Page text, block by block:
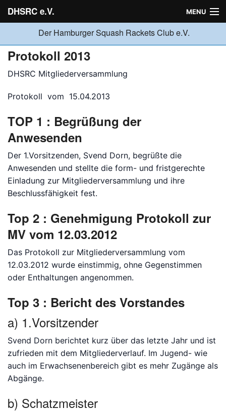
DHSRC e.V. MENU
Verein
Ligabetrieb
Turniere
Sponsoren
Bitte anmelden
Der Hamburger Squash Rackets Club e.V.
Protokoll 2013
DHSRC Mitgliederversammlung
Protokoll vom 15.04.2013
TOP 1 : Begrüßung der
Anwesenden
Der 1.Vorsitzenden, Svend Dorn, begrüßte die
Anwesenden und stellte die form- und fristgerechte
Einladung zur Mitgliederversammlung und ihre
Beschlussfähigkeit fest.
Top 2 : Genehmigung Protokoll zur
MV vom 12.03.2012
Das Protokoll zur Mitgliederversammlung vom
12.03.2012 wurde einstimmig, ohne Gegenstimmen
oder Enthaltungen angenommen.
Top 3 : Bericht des Vorstandes
a) 1.Vorsitzender
Svend Dorn berichtet kurz über das letzte Jahr und ist
zufrieden mit dem Mitgliederverlauf. Im Jugend- wie
auch im Erwachsenenbereich gibt es mehr Zugänge als
Abgänge.
b) Schatzmeister